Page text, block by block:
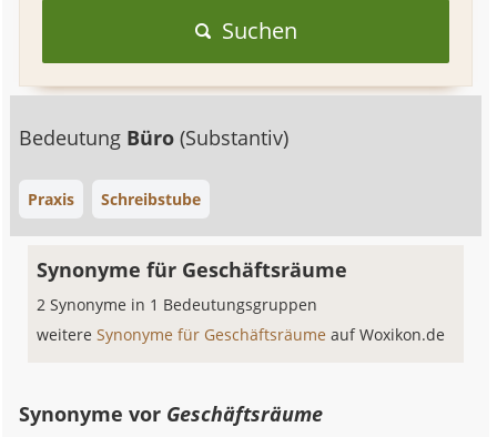
Suchen
Bedeutung Büro(Substantiv)
Praxis Schreibstube
Synonyme für Geschäftsräume
2 Synonyme in 1 Bedeutungsgruppen
weitereSynonyme für Geschäftsräumeauf Woxikon.de
Synonyme vor Geschäftsräume